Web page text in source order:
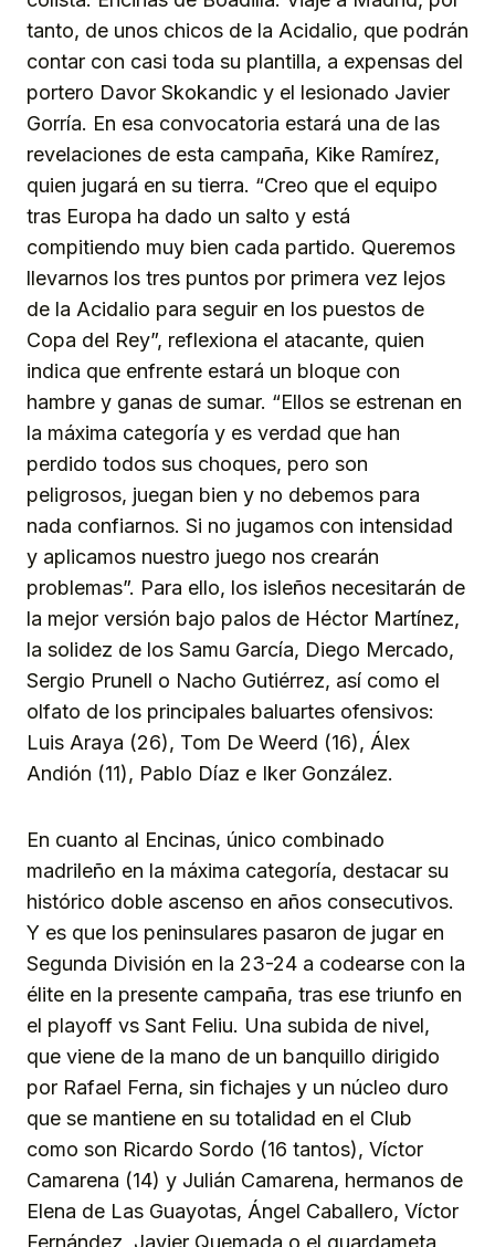
tanto, de unos chicos de la Acidalio, que podrán
contar con casi toda su plantilla, a expensas del
portero Davor Skokandic y el lesionado Javier
Gorría. En esa convocatoria estará una de las
revelaciones de esta campaña, Kike Ramírez,
quien jugará en su tierra. “Creo que el equipo
tras Europa ha dado un salto y está
compitiendo muy bien cada partido. Queremos
llevarnos los tres puntos por primera vez lejos
de la Acidalio para seguir en los puestos de
Copa del Rey”, reflexiona el atacante, quien
indica que enfrente estará un bloque con
hambre y ganas de sumar. “Ellos se estrenan en
la máxima categoría y es verdad que han
perdido todos sus choques, pero son
peligrosos, juegan bien y no debemos para
nada confiarnos. Si no jugamos con intensidad
y aplicamos nuestro juego nos crearán
problemas”. Para ello, los isleños necesitarán de
la mejor versión bajo palos de Héctor Martínez,
la solidez de los Samu García, Diego Mercado,
Sergio Prunell o Nacho Gutiérrez, así como el
olfato de los principales baluartes ofensivos:
Luis Araya (26), Tom De Weerd (16), Álex
Andión (11), Pablo Díaz e Iker González.
En cuanto al Encinas, único combinado
madrileño en la máxima categoría, destacar su
histórico doble ascenso en años consecutivos.
Y es que los peninsulares pasaron de jugar en
Segunda División en la 23-24 a codearse con la
élite en la presente campaña, tras ese triunfo en
el playoff vs Sant Feliu. Una subida de nivel,
que viene de la mano de un banquillo dirigido
por Rafael Ferna, sin fichajes y un núcleo duro
que se mantiene en su totalidad en el Club
como son Ricardo Sordo (16 tantos), Víctor
Camarena (14) y Julián Camarena, hermanos de
Elena de Las Guayotas, Ángel Caballero, Víctor
Fernández, Javier Quemada o el guardameta